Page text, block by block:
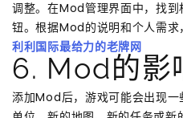
调整。在Mod管理界面中，找
钮。根据Mod的说明和个人需求
利利国际最给力的老牌网
6. Mod的影
添加Mod后，游戏可能会出现